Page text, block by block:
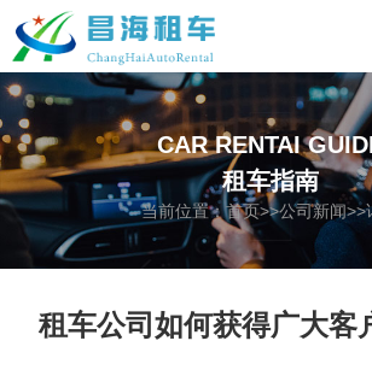
CAR RENTAI
租车指南
当前位置：首页>>公司新闻>>
租车公司如何获得广大客